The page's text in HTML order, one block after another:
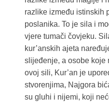
razlike između istinskih
poslanika. To je sila i
vjere tumači čovjeku.
kur’anskih ajeta
slijeđenje, a osobe koje
ovoj sili, Kur’an je
stvorenjima, Najgora
su gluhi i nijemi, koji